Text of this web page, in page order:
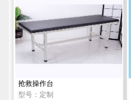
抢救操作台
型号：定制